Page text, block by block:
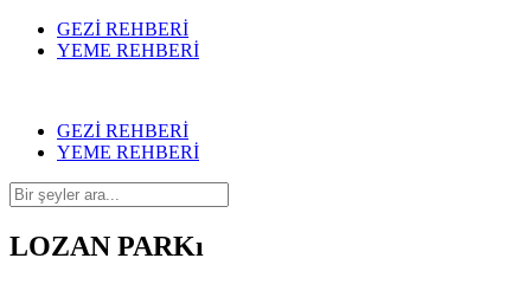
GEZİ REHBERİ
YEME REHBERİ
GEZİ REHBERİ
YEME REHBERİ
LOZAN PARKı